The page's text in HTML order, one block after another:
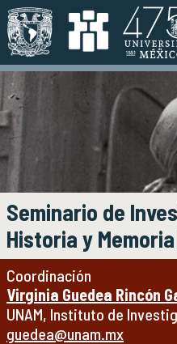
Pasar al contenido principal
Instituto
INSTITUTO
Objetivos y funciones
Misión y visión
Ejes estratégicos
Directorio y planta académica
Documentos institucionales
Órganos colegiados
Normatividad y gestiones
Investigación
INVESTIGACIÓN
Áreas de investigación e
Proyectos de investigación
Seminario de
Historia y
Coordinación
Virginia Guedea Rincón
UNAM, Instituto de
guedea@unam.mx